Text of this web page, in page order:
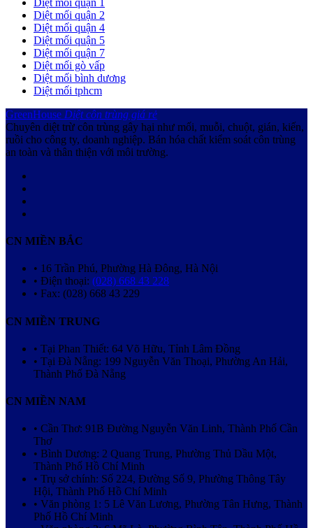
Diệt mối quận 2
Diệt mối quận 4
Diệt mối quận 5
Diệt mối quận 7
Diệt mối gò vấp
Diệt mối bình dương
Diệt mối tphcm
GreenHouse Diệt côn trùng giá rẻ
Chuyên diệt trừ côn trùng gây hại như mối, muỗi, chuột, gián, kiến,
ruồi cho công ty, doanh nghiệp. Bán hóa chất kiểm soát côn trùng
an toàn và thân thiện với môi trường.
CN MIỀN BẮC
• 16 Trần Phú, Phường Hà Đông, Hà Nội
• Điện thoại: (028) 668 43 228
• Fax: (028) 668 43 229
CN MIỀN TRUNG
• Tại Phan Thiết: 64 Võ Hữu, Tỉnh Lâm Đồng
• Tại Đà Nẵng: 199 Nguyễn Văn Thoại, Phường An Hải,
Thành Phố Đà Nẵng
CN MIỀN NAM
• Cần Thơ: 91B Đường Nguyễn Văn Linh, Thành Phố Cần
Thơ
• Bình Dương: 2 Quang Trung, Phường Thủ Dầu Một,
Thành Phố Hồ Chí Minh
• Trụ sở chính: Số 224, Đường Số 9, Phường Thông Tây
Hội, Thành Phố Hồ Chí Minh
• Văn phòng 1: 5 Lê Văn Lương, Phường Tân Hưng, Thành
Phố Hồ Chí Minh